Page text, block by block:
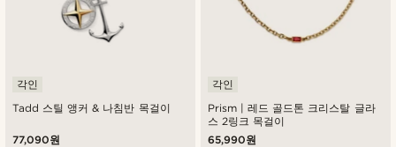
Tadd 스틸 앵커 & 나침반 목걸이
각인
77,090원
Prism | 레드 골드톤 크리스탈 글라
스 2링크 목걸이
각인
65,990원